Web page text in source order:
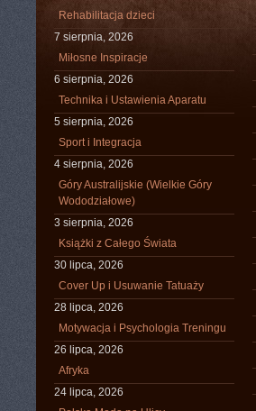
Rehabilitacja dzieci
7 sierpnia, 2026
Miłosne Inspiracje
6 sierpnia, 2026
Technika i Ustawienia Aparatu
5 sierpnia, 2026
Sport i Integracja
4 sierpnia, 2026
Góry Australijskie (Wielkie Góry
Wododziałowe)
3 sierpnia, 2026
Książki z Całego Świata
30 lipca, 2026
Cover Up i Usuwanie Tatuaży
28 lipca, 2026
Motywacja i Psychologia Treningu
26 lipca, 2026
Afryka
24 lipca, 2026